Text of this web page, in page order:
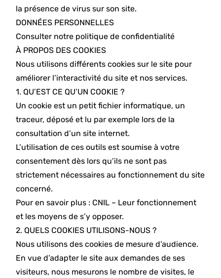
la présence de virus sur son site.
DONNÉES PERSONNELLES
Consulter notre politique de confidentialité
À PROPOS DES COOKIES
Nous utilisons différents cookies sur le site pour
améliorer l’interactivité du site et nos services.
1. QU’EST CE QU’UN COOKIE ?
Un cookie est un petit fichier informatique, un
traceur, déposé et lu par exemple lors de la
consultation d’un site internet.
L’utilisation de ces outils est soumise à votre
consentement dès lors qu’ils ne sont pas
strictement nécessaires au fonctionnement du site
concerné.
Pour en savoir plus : CNIL – Leur fonctionnement
et les moyens de s’y opposer.
2. QUELS COOKIES UTILISONS-NOUS ?
Nous utilisons des cookies de mesure d’audience.
En vue d’adapter le site aux demandes de ses
visiteurs, nous mesurons le nombre de visites, le